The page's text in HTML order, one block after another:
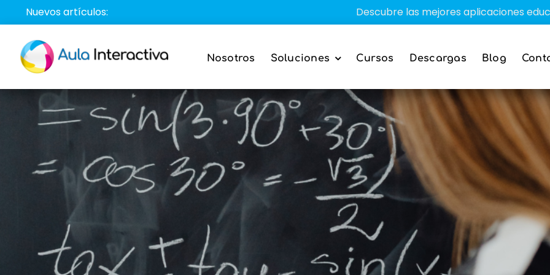
Saltar
al
contenido
Nuevos artículos: Descubre las mejores aplicaciones educativas
Nosotros Soluciones Cursos Descargas Blog